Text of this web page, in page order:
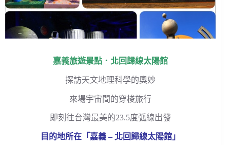
嘉義旅遊景點．北回歸線太陽館
探訪天文地理科學的奧妙
來場宇宙間的穿梭旅行
即刻往台灣最美的23.5度弧線出發
目的地所在「嘉義 – 北回歸線太陽館」